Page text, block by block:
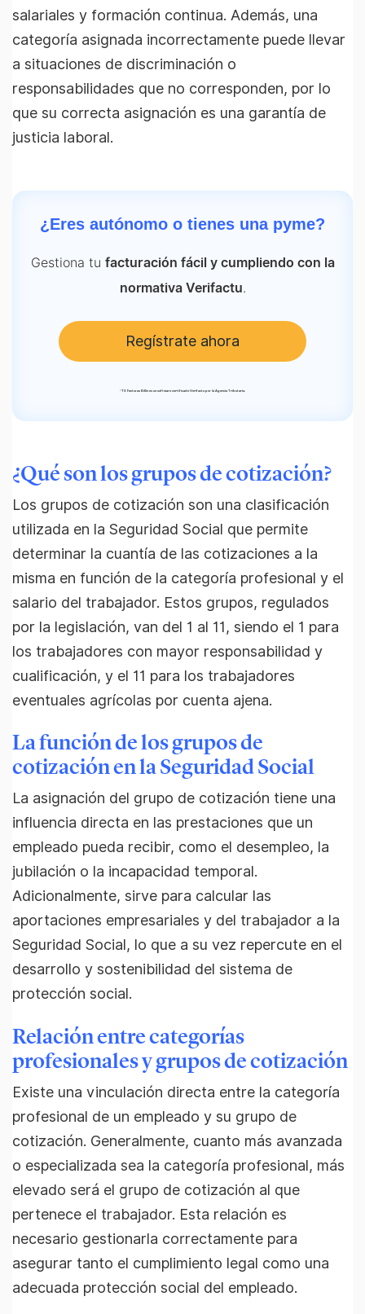
salariales y formación continua. Además, una
categoría asignada incorrectamente puede llevar
a situaciones de discriminación o
responsabilidades que no corresponden, por lo
que su correcta asignación es una garantía de
justicia laboral.
¿Eres autónomo o tienes una pyme?
Gestiona tu facturación fácil y cumpliendo con la
normativa Verifactu.
Regístrate ahora
*TS Facturas Billin es un software certificado Verifactu por la Agencia Tributaria.
¿Qué son los grupos de cotización?
Los grupos de cotización son una clasificación
utilizada en la Seguridad Social que permite
determinar la cuantía de las cotizaciones a la
misma en función de la categoría profesional y el
salario del trabajador. Estos grupos, regulados
por la legislación, van del 1 al 11, siendo el 1 para
los trabajadores con mayor responsabilidad y
cualificación, y el 11 para los trabajadores
eventuales agrícolas por cuenta ajena.
La función de los grupos de
cotización en la Seguridad Social
La asignación del grupo de cotización tiene una
influencia directa en las prestaciones que un
empleado pueda recibir, como el desempleo, la
jubilación o la incapacidad temporal.
Adicionalmente, sirve para calcular las
aportaciones empresariales y del trabajador a la
Seguridad Social, lo que a su vez repercute en el
desarrollo y sostenibilidad del sistema de
protección social.
Relación entre categorías
profesionales y grupos de cotización
Existe una vinculación directa entre la categoría
profesional de un empleado y su grupo de
cotización. Generalmente, cuanto más avanzada
o especializada sea la categoría profesional, más
elevado será el grupo de cotización al que
pertenece el trabajador. Esta relación es
necesario gestionarla correctamente para
asegurar tanto el cumplimiento legal como una
adecuada protección social del empleado.